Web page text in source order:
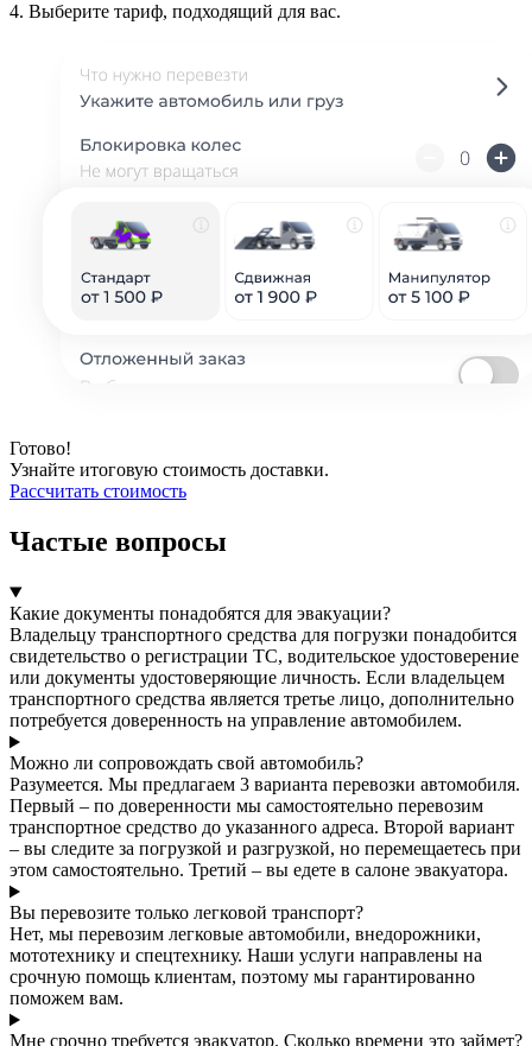
4. Выберите тариф, подходящий для вас.
Готово!
Узнайте итоговую стоимость доставки.
Рассчитать стоимость
Частые вопросы
Какие документы понадобятся для эвакуации?
Владельцу транспортного средства для погрузки понадобится
свидетельство о регистрации ТС, водительское удостоверение
или документы удостоверяющие личность. Если владельцем
транспортного средства является третье лицо, дополнительно
потребуется доверенность на управление автомобилем.
Можно ли сопровождать свой автомобиль?
Разумеется. Мы предлагаем 3 варианта перевозки автомобиля.
Первый – по доверенности мы самостоятельно перевозим
транспортное средство до указанного адреса. Второй вариант
– вы следите за погрузкой и разгрузкой, но перемещаетесь при
этом самостоятельно. Третий – вы едете в салоне эвакуатора.
Вы перевозите только легковой транспорт?
Нет, мы перевозим легковые автомобили, внедорожники,
мототехнику и спецтехнику. Наши услуги направлены на
срочную помощь клиентам, поэтому мы гарантированно
поможем вам.
Мне срочно требуется эвакуатор. Сколько времени это займет?